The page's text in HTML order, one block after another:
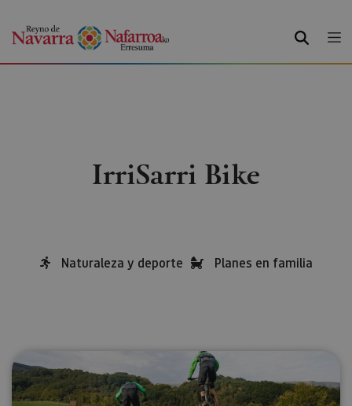
BUSCAR
IrriSarri Bike
Naturaleza y deporte Planes en familia